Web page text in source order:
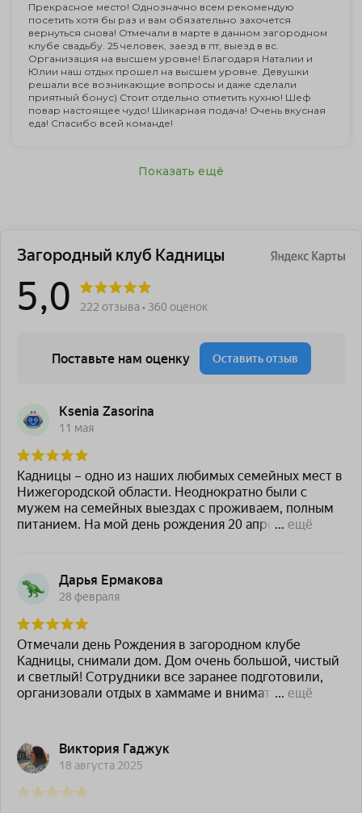
Прекрасное место! Однозначно всем рекомендую
посетить хотя бы раз и вам обязательно захочется
вернуться снова! Отмечали в марте в данном загородном
клубе свадьбу. 25 человек, заезд в пт, выезд в вс.
Организация на высшем уровне! Благодаря Наталии и
Юлии наш отдых прошел на высшем уровне. Девушки
решали все возникающие вопросы и даже сделали
приятный бонус) Стоит отдельно отметить кухню! Шеф
повар настоящее чудо! Шикарная подача! Очень вкусная
еда! Спасибо всей команде!
Показать ещё